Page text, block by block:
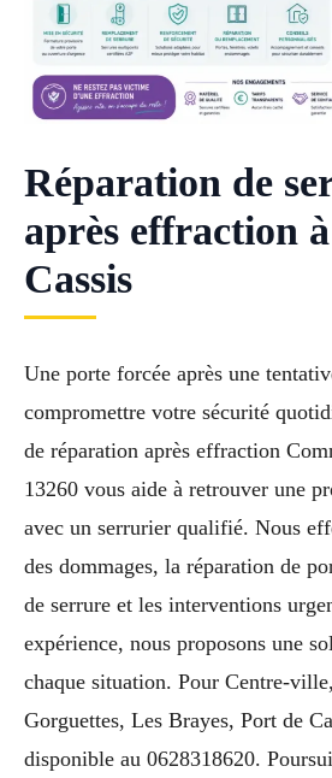
Réparation de
après effraction
Cassis
Une porte forcée après une
compromettre votre sécurité
de réparation après effraction
13260 vous aide à retrouver une
avec un serrurier qualifié. Nous
des dommages, la réparation de
de serrure et les interventions
expérience, nous proposons une
chaque situation. Pour Centre-
Gorguettes, Les Brayes, Port de
disponible au 0628318620.